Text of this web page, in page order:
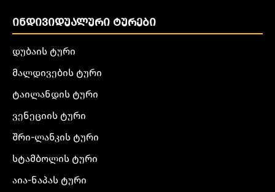
ᲘᲜᲓᲘᲕᲘᲓᲣᲐᲚᲣᲠᲘ ᲢᲣᲠᲔᲑᲘ
დუბაის ტური
მალდივების ტური
ტაილანდის ტური
ვენეციის ტური
შრი-ლანკის ტური
სტამბოლის ტური
აია-ნაპას ტური